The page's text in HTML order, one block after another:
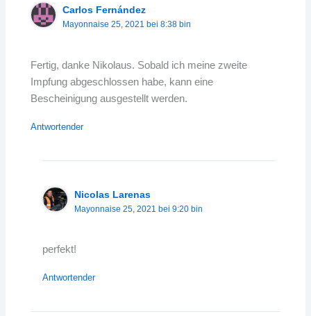
Carlos Fernández
Mayonnaise 25, 2021 bei 8:38 bin
Fertig, danke Nikolaus. Sobald ich meine zweite
Impfung abgeschlossen habe, kann eine
Bescheinigung ausgestellt werden.
Antwortender
Nicolas Larenas
Mayonnaise 25, 2021 bei 9:20 bin
perfekt!
Antwortender